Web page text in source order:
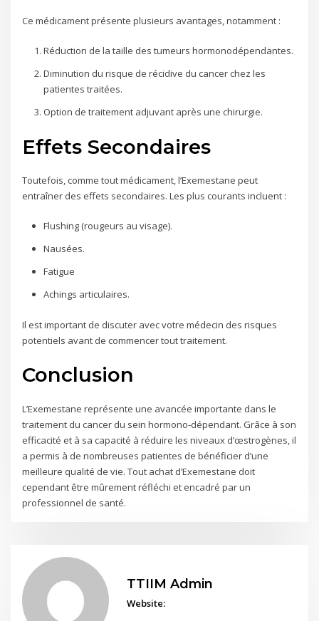
Ce médicament présente plusieurs avantages, notamment :
Réduction de la taille des tumeurs hormonodépendantes.
Diminution du risque de récidive du cancer chez les
patientes traitées.
Option de traitement adjuvant après une chirurgie.
Effets Secondaires
Toutefois, comme tout médicament, l’Exemestane peut
entraîner des effets secondaires. Les plus courants incluent :
Flushing (rougeurs au visage).
Nausées.
Fatigue
Achings articulaires.
Il est important de discuter avec votre médecin des risques
potentiels avant de commencer tout traitement.
Conclusion
L’Exemestane représente une avancée importante dans le
traitement du cancer du sein hormono-dépendant. Grâce à son
efficacité et à sa capacité à réduire les niveaux d’œstrogènes, il
a permis à de nombreuses patientes de bénéficier d’une
meilleure qualité de vie. Tout achat d’Exemestane doit
cependant être mûrement réfléchi et encadré par un
professionnel de santé.
TTIIM Admin
Website: